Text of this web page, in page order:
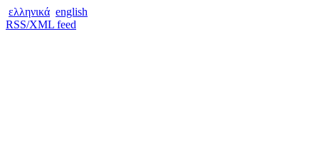
ελληνικά english
RSS/XML feed